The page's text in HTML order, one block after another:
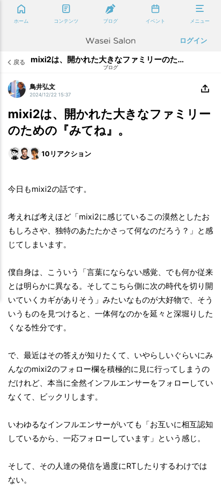
ホーム コンテンツ ブログ イベント メニュー
ログイン
戻る mixi2は、開かれた大きなファミリーのための『みてね』。
ブログ
鳥井弘文
2024/12/22 15:37
mixi2は、開かれた大きなファミリー
のための『みてね』。
10 リアクション
今日もmixi2の話です。
考えれば考えほど「mixi2に感じているこの漠然としたお
もしろさや、独特のあたたかさって何なのだろう？」と感
じてしまいます。
僕自身は、こういう「言葉にならない感覚、でも何か従来
とは明らかに異なる。そしてこちら側に次の時代を切り開
いていくカギがありそう」みたいなものが大好物で、そう
いうものを見つけると、一体何なのかを延々と深堀りした
くなる性分です。
で、最近はその答えが知りたくて、いやらしいぐらいにみ
んなのmixi2のフォロー欄を積極的に見に行ってしまうの
だけれど、本当に全然インフルエンサーをフォローしてい
なくて、ビックリします。
いわゆるなインフルエンサーがいても「お互いに相互認知
しているから、一応フォローしています」という感じ。
そして、その人達の発信を過度にRTしたりするわけでは
ない。